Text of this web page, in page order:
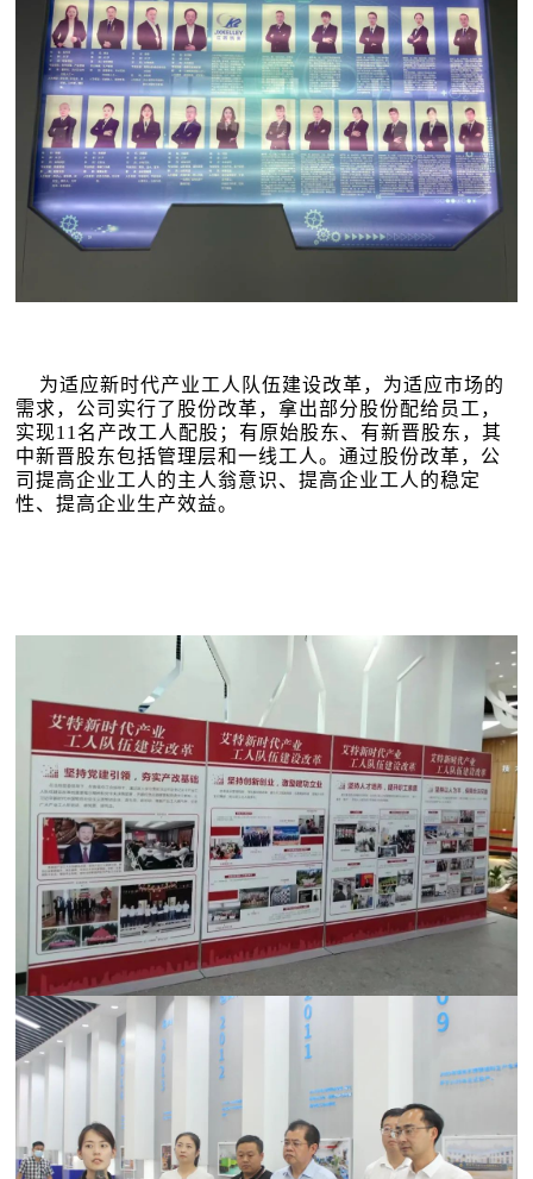
为适应新时代产业工人队伍建设改革，为适应市场的
需求，公司实行了股份改革，拿出部分股份配给员工，
实现11名产改工人配股；有原始股东、有新晋股东，其
中新晋股东包括管理层和一线工人。通过股份改革，公
司提高企业工人的主人翁意识、提高企业工人的稳定
性、提高企业生产效益。